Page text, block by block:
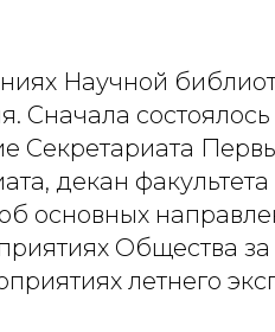
Научной
Сначала
Секретариата
декан
основных
Общества за
летнего